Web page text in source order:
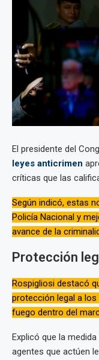
El presidente del
leyes anticrimen
críticas que las
Según indicó, estas
Policía Nacional y
avance de la
Protección
Rospigliosi destacó
protección legal a
fuego dentro del
Explicó que la
agentes que actúen